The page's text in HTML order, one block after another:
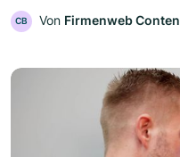
CB Von Firmenweb